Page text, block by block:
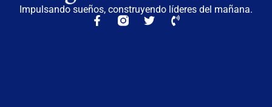
Impulsando sueños, construyendo líderes del mañana.